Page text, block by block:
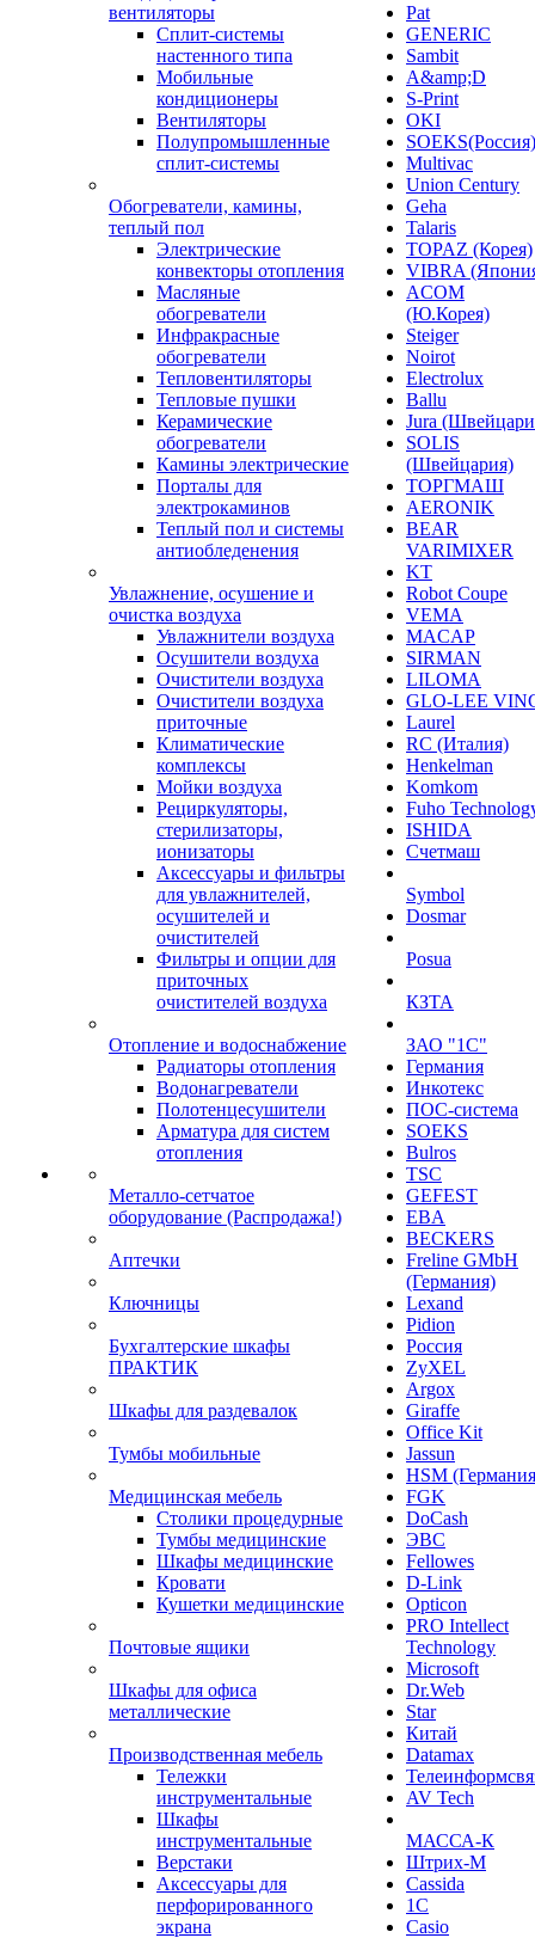
вентиляторы
Сплит-системы
настенного типа
Мобильные
кондиционеры
Вентиляторы
Полупромышленные
сплит-системы
Обогреватели, камины,
теплый пол
Электрические
конвекторы отопления
Масляные
обогреватели
Инфракрасные
обогреватели
Тепловентиляторы
Тепловые пушки
Керамические
обогреватели
Камины электрические
Порталы для
электрокаминов
Теплый пол и системы
антиобледенения
Увлажнение, осушение и
очистка воздуха
Увлажнители воздуха
Осушители воздуха
Очистители воздуха
Очистители воздуха
приточные
Климатические
комплексы
Мойки воздуха
Рециркуляторы,
стерилизаторы,
ионизаторы
Аксессуары и фильтры
для увлажнителей,
осушителей и
очистителей
Фильтры и опции для
приточных
очистителей воздуха
Отопление и водоснабжение
Радиаторы отопления
Водонагреватели
Полотенцесушители
Арматура для систем
отопления
Металло-сетчатое
оборудование (Распродажа!)
Аптечки
Ключницы
Бухгалтерские шкафы
ПРАКТИК
Шкафы для раздевалок
Тумбы мобильные
Медицинская мебель
Столики процедурные
Тумбы медицинские
Шкафы медицинские
Кровати
Кушетки медицинские
Почтовые ящики
Шкафы для офиса
металлические
Производственная мебель
Тележки
инструментальные
Шкафы
инструментальные
Верстаки
Аксессуары для
перфорированного
экрана
Pat
GENERIC
Sambit
A&amp;D
S-Print
OKI
SOEKS(Россия)
Multivac
Union Century
Geha
Talaris
TOPAZ (Корея)
VIBRA
ACOM
(Ю.Корея)
Steiger
Noirot
Electrolux
Ballu
Jura
SOLIS
(Швейцария)
ТОРГМАШ
AERONIK
BEAR
VARIMIXER
KT
Robot Coupe
VEMA
MACAP
SIRMAN
LILOMA
GLO-LEE
Laurel
RC (Италия)
Henkelman
Komkom
Fuho
ISHIDA
Счетмаш
Symbol
Dosmar
Posua
КЗТА
ЗАО "1С"
Германия
Инкотекс
ПОС-система
SOEKS
Bulros
TSC
GEFEST
EBA
BECKERS
Freline GMbH
(Германия)
Lexand
Pidion
Россия
ZyXEL
Argox
Giraffe
Office Kit
Jassun
HSM
FGK
DoCash
ЭВС
Fellowes
D-Link
Opticon
PRO Intellect
Technology
Microsoft
Dr.Web
Star
Китай
Datamax
AV Tech
МАССА-К
Штрих-М
Cassida
1С
Casio